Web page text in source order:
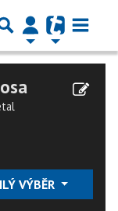
VÝBĚR